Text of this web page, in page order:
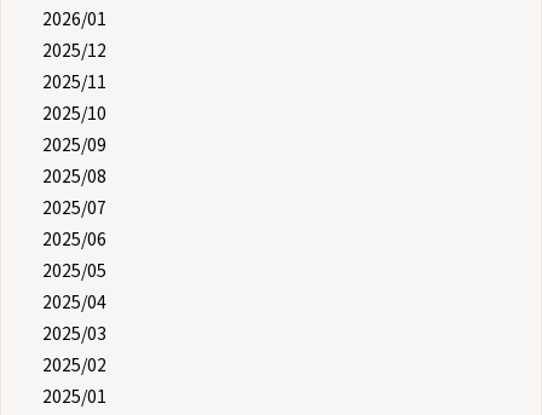
2026/01
2025/12
2025/11
2025/10
2025/09
2025/08
2025/07
2025/06
2025/05
2025/04
2025/03
2025/02
2025/01